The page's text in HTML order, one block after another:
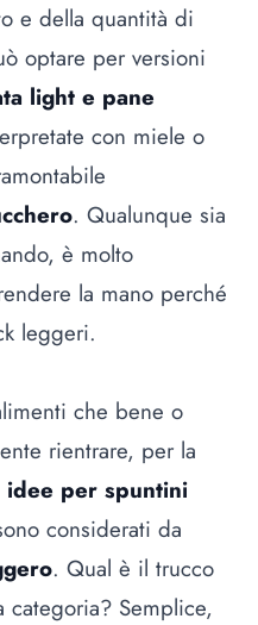
e della quantità di
optare per versioni
light e pane
con miele o
. Qualunque sia
è molto
la mano perché
leggeri.
che bene o
rientrare, per la
idee per spuntini
considerati da
. Qual è il trucco
Semplice,